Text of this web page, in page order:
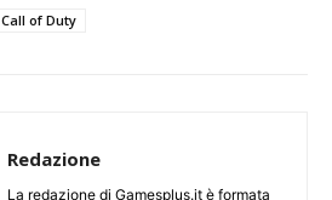
Call of Duty
Redazione
La redazione di Gamesplus.it è formata